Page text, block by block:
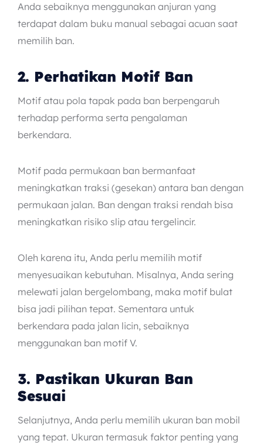
Anda sebaiknya menggunakan anjuran yang
terdapat dalam buku manual sebagai acuan saat
memilih ban.
2. Perhatikan Motif Ban
Motif atau pola tapak pada ban berpengaruh
terhadap performa serta pengalaman
berkendara.
Motif pada permukaan ban bermanfaat
meningkatkan traksi (gesekan) antara ban dengan
permukaan jalan. Ban dengan traksi rendah bisa
meningkatkan risiko slip atau tergelincir.
Oleh karena itu, Anda perlu memilih motif
menyesuaikan kebutuhan. Misalnya, Anda sering
melewati jalan bergelombang, maka motif bulat
bisa jadi pilihan tepat. Sementara untuk
berkendara pada jalan licin, sebaiknya
menggunakan ban motif V.
3. Pastikan Ukuran Ban
Sesuai
Selanjutnya, Anda perlu memilih ukuran ban mobil
yang tepat. Ukuran termasuk faktor penting yang